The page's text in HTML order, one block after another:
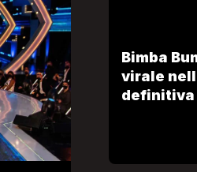
una
Bimba
virale
definitiva